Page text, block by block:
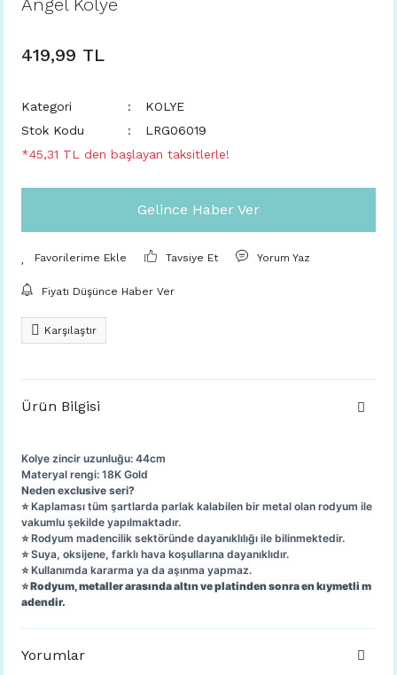
Angel Kolye
419,99 TL
Kategori
KOLYE
Stok Kodu
LRG06019
*45,31 TL den başlayan taksitlerle!
Gelince Haber Ver
Tavsiye Et Yorum Yaz
Fiyatı Düşünce Haber Ver
Karşılaştır
Ürün Bilgisi
Kolye zincir uzunluğu: 44cm
Materyal rengi: 18K Gold
Neden exclusive seri?
⭐️ Kaplaması tüm şartlarda parlak kalabilen bir metal olan rodyum ile
vakumlu şekilde yapılmaktadır.
⭐️ Rodyum madencilik sektöründe dayanıklılığı ile bilinmektedir.
⭐️ Suya, oksijene, farklı hava koşullarına dayanıklıdır.
⭐️ Kullanımda kararma ya da aşınma yapmaz.
⭐️ Rodyum, metaller arasında altın ve platinden sonra en kıymetli m
adendir.
Yorumlar